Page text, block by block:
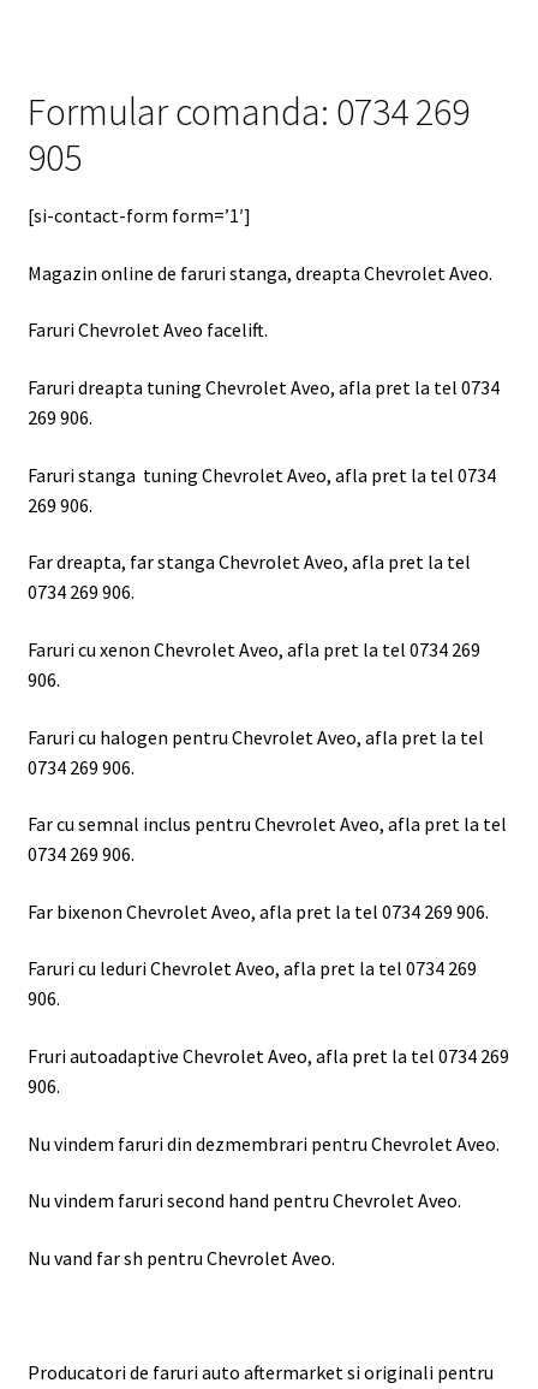
Formular comanda: 0734 269
905
[si-contact-form form=’1′]
Magazin online de faruri stanga, dreapta Chevrolet Aveo.
Faruri Chevrolet Aveo facelift.
Faruri dreapta tuning Chevrolet Aveo, afla pret la tel 0734
269 906.
Faruri stanga tuning Chevrolet Aveo, afla pret la tel 0734
269 906.
Far dreapta, far stanga Chevrolet Aveo, afla pret la tel
0734 269 906.
Faruri cu xenon Chevrolet Aveo, afla pret la tel 0734 269
906.
Faruri cu halogen pentru Chevrolet Aveo, afla pret la tel
0734 269 906.
Far cu semnal inclus pentru Chevrolet Aveo, afla pret la tel
0734 269 906.
Far bixenon Chevrolet Aveo, afla pret la tel 0734 269 906.
Faruri cu leduri Chevrolet Aveo, afla pret la tel 0734 269
906.
Fruri autoadaptive Chevrolet Aveo, afla pret la tel 0734 269
906.
Nu vindem faruri din dezmembrari pentru Chevrolet Aveo.
Nu vindem faruri second hand pentru Chevrolet Aveo.
Nu vand far sh pentru Chevrolet Aveo.
Producatori de faruri auto aftermarket si originali pentru